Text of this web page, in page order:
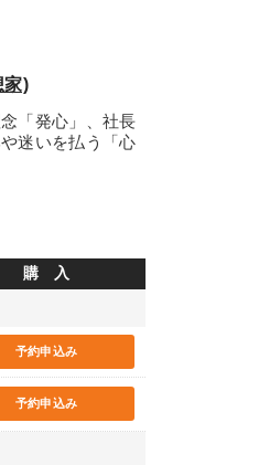
家)
「発心」、社長
迷いを払う「心
購 入
予約申込み
予約申込み